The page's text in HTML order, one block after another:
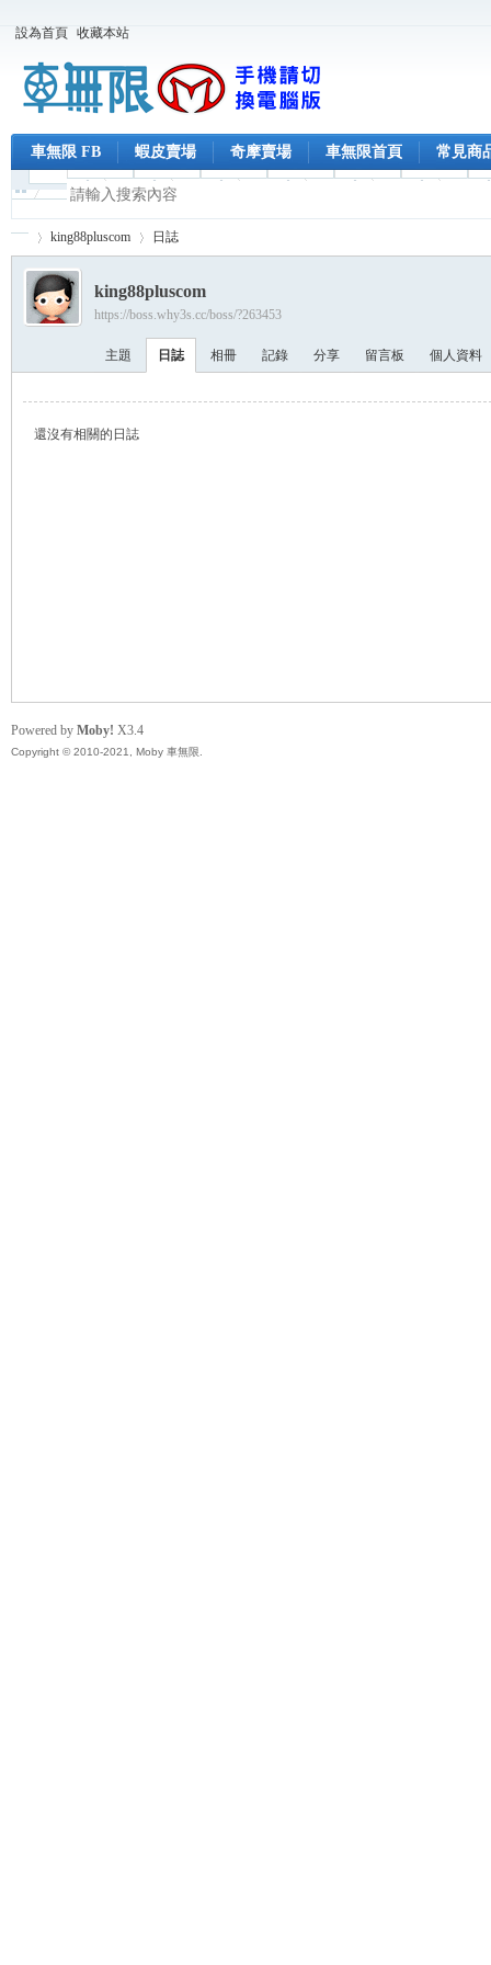
設為首頁 收藏本站
車無限 FB 蝦皮賣場 奇摩賣場 車無限首頁 常見商
›
king88pluscom 日誌
king88pluscom
https://boss.why3s.cc/boss/?263453
主題 日誌 相冊 記錄 分享 留言板 個人資料
還沒有相關的日誌
Powered by Moby! X3.4
Copyright © 2010-2021, Moby 車無限.